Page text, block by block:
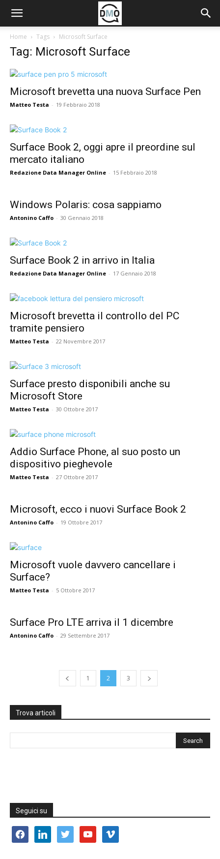
Home Tags Microsoft Surface
Tag: Microsoft Surface
Microsoft brevetta una nuova Surface Pen
Matteo Testa - 19 Febbraio 2018
Surface Book 2, oggi apre il preordine sul
mercato italiano
Redazione Data Manager Online - 15 Febbraio 2018
Windows Polaris: cosa sappiamo
Antonino Caffo - 30 Gennaio 2018
Surface Book 2 in arrivo in Italia
Redazione Data Manager Online - 17 Gennaio 2018
Microsoft brevetta il controllo del PC
tramite pensiero
Matteo Testa - 22 Novembre 2017
Surface presto disponibili anche su
Microsoft Store
Matteo Testa - 30 Ottobre 2017
Addio Surface Phone, al suo posto un
dispositivo pieghevole
Matteo Testa - 27 Ottobre 2017
Microsoft, ecco i nuovi Surface Book 2
Antonino Caffo - 19 Ottobre 2017
Microsoft vuole davvero cancellare i
Surface?
Matteo Testa - 5 Ottobre 2017
Surface Pro LTE arriva il 1 dicembre
Antonino Caffo - 29 Settembre 2017
1 2 3
Trova articoli
Seguici su
facebooklinkedin twitter youtube vimeo